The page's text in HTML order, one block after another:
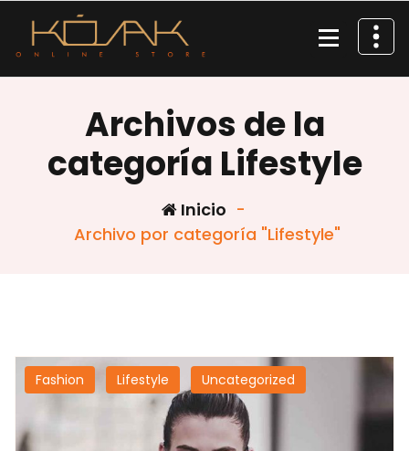
contenido
Archivos de la
categoría Lifestyle
Inicio -
Archivo por categoría "Lifestyle"
Fashion Lifestyle Uncategorized